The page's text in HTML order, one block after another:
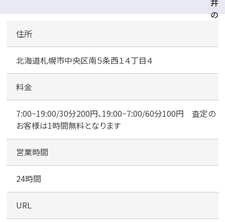
井
の
ー
札
南
５
住所
北海道札幌市中央区南５条西１４丁目４
料金
7:00~19:00/30分200円、19:00~7:00/60分100円 査定の
お客様は1時間無料となります
営業時間
24時間
URL